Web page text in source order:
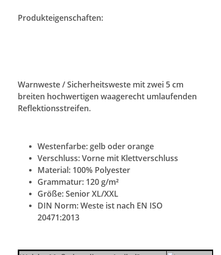
Produkteigenschaften:
Warnweste / Sicherheitsweste mit zwei 5 cm
breiten hochwertigen waagerecht umlaufenden
Reflektionsstreifen.
Westenfarbe: gelb oder orange
Verschluss:Vorne mit Klettverschluss
Material: 100% Polyester
Grammatur: 120 g/m²
Größe:Senior XL/XXL
DIN Norm: Weste ist nach EN ISO
20471:2013